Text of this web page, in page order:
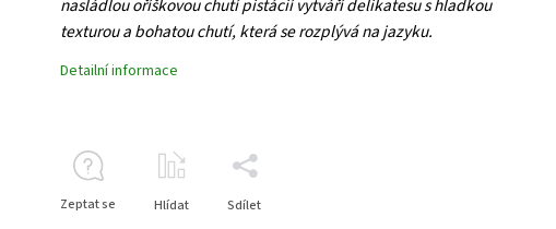
nasládlou oříškovou chutí pistácií vytváří delikatesu s hladkou
texturou a bohatou chutí, která se rozplývá na jazyku.
Detailní informace
Zeptat se Hlídat Sdílet